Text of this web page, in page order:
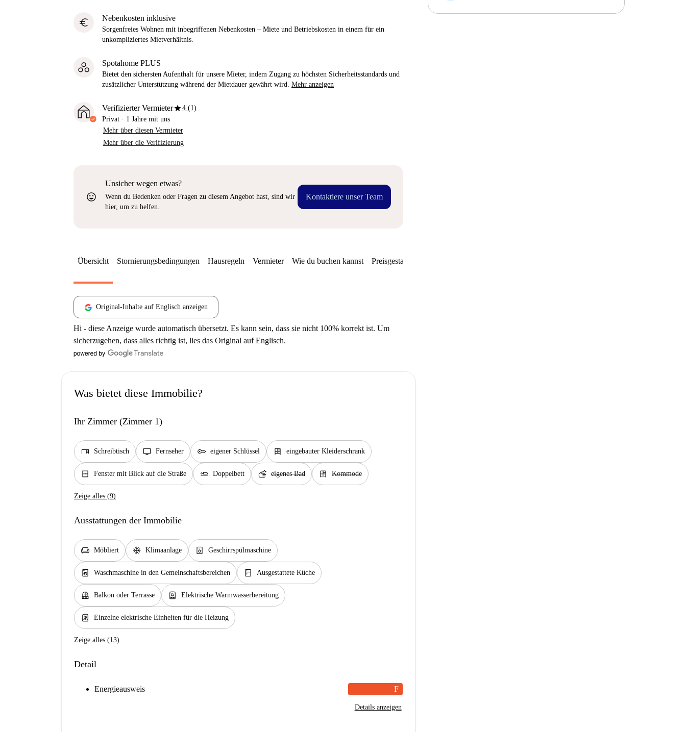
euro Nebenkosten inklusive
Sorgenfreies Wohnen mit inbegriffenen Nebenkosten – Miete und Betriebskosten in einem für ein
unkompliziertes Mietverhältnis.
Spotahome PLUS
Bietet den sichersten Aufenthalt für unsere Mieter, indem Zugang zu höchsten Sicherheitsstandards und
zusätzlicher Unterstützung während der Mietdauer gewährt wird. Mehr anzeigen
Verifizierter Vermieterstar4 (1)
Privat · 1 Jahre mit uns
Mehr über diesen Vermieter
Mehr über die Verifizierung
sentiment_very_satisfied
Unsicher wegen etwas?
Wenn du Bedenken oder Fragen zu diesem Angebot hast, sind wir
hier, um zu helfen.
Kontaktiere unser Team
finden oder B) den gezahlten Betrag vollständig
Übersicht Stornierungsbedingungen Hausregeln Vermieter Wie du buchen kannst Preisgestaltung
Original-Inhalte auf Englisch anzeigen
Hi - diese Anzeige wurde automatisch übersetzt. Es kann sein, dass sie nicht 100% korrekt ist. Um
sicherzugehen, dass alles richtig ist, lies das Original auf Englisch.
Was bietet diese Immobilie?
Ihr Zimmer (Zimmer 1)
desk Schreibtisch tv Fernseher key eigener Schlüssel dresser eingebauter Kleiderschrank
window_closed Fenster mit Blick auf die Straße airline_seat_flat Doppelbett soap eigenes Bad dresser Kommode
Zeige alles (9)
Ausstattungen der Immobilie
chair Möbliert ac_unit Klimaanlage dishwasher_gen Geschirrspülmaschine
local_laundry_service Waschmaschine in den Gemeinschaftsbereichen kitchen Ausgestattete Küche
balcony Balkon oder Terrasse water_heater Elektrische Warmwasserbereitung
water_heater Einzelne elektrische Einheiten für die Heizung
Zeige alles (13)
Detail
Energieausweis F
Details anzeigen